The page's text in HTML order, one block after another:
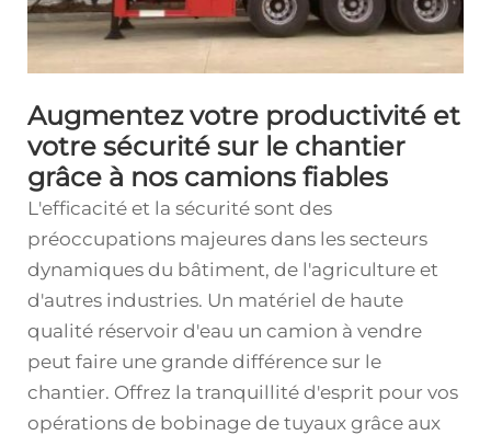
Augmentez votre productivité et
votre sécurité sur le chantier
grâce à nos camions fiables
L'efficacité et la sécurité sont des
préoccupations majeures dans les secteurs
dynamiques du bâtiment, de l'agriculture et
d'autres industries. Un matériel de haute
qualité réservoir d'eau un camion à vendre
peut faire une grande différence sur le
chantier. Offrez la tranquillité d'esprit pour vos
opérations de bobinage de tuyaux grâce aux